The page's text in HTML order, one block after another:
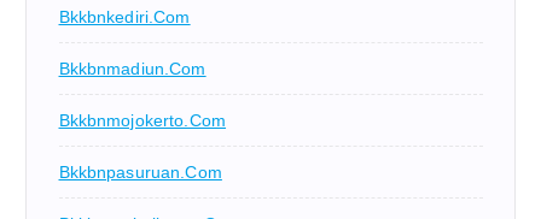
Bkkbnkediri.com
Bkkbnmadiun.com
Bkkbnmojokerto.com
Bkkbnpasuruan.com